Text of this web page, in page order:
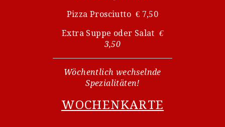
Pizza Prosciutto € 7,50
Extra Suppe oder Salat €
3,50
Wöchentlich wechselnde
Spezialitäten!
WOCHENKARTE